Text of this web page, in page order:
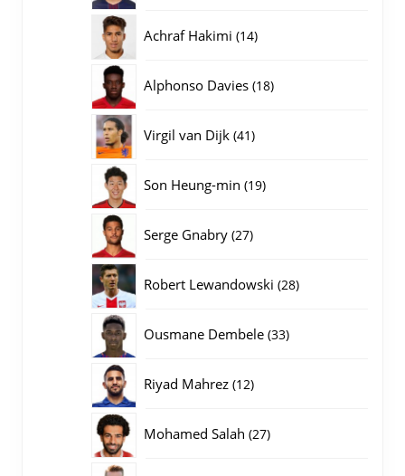
Achraf Hakimi 1414
Alphonso Davies 1818
Virgil van Dijk 4141
Son Heung-min 1919
Serge Gnabry 2727
Robert Lewandowski 2828
Ousmane Dembele 3333
Riyad Mahrez 1212
Mohamed Salah 2727